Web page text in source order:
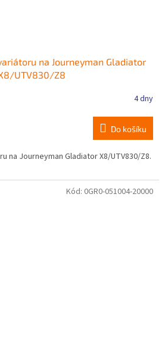
na Journeyman Gladiator
UTV830/Z8
4 dny
Do košíku
na Journeyman Gladiator X8/UTV830/Z8.
Kód: 0GR0-051004-20000